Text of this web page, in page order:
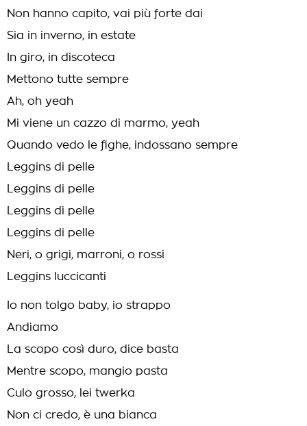
Non hanno capito, vai più forte dai
Sia in inverno, in estate
In giro, in discoteca
Mettono tutte sempre
Ah, oh yeah
Mi viene un cazzo di marmo, yeah
Quando vedo le fighe, indossano sempre
Leggins di pelle
Leggins di pelle
Leggins di pelle
Leggins di pelle
Neri, o grigi, marroni, o rossi
Leggins luccicanti
Io non tolgo baby, io strappo
Andiamo
La scopo così duro, dice basta
Mentre scopo, mangio pasta
Culo grosso, lei twerka
Non ci credo, è una bianca